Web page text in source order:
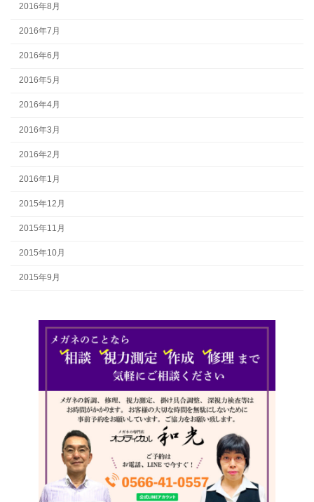
2016年8月
2016年7月
2016年6月
2016年5月
2016年4月
2016年3月
2016年2月
2016年1月
2015年12月
2015年11月
2015年10月
2015年9月